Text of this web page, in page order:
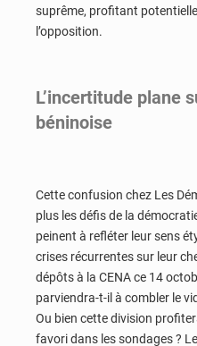
suprême, profitant
l’opposition.
L’incertitude plane
béninoise
Cette confusion chez Les
plus les défis de la
peinent à refléter leur sens
crises récurrentes sur leur
dépôts à la CENA ce 14
parviendra-t-il à combler le
Ou bien cette division
favori dans les sondages ?